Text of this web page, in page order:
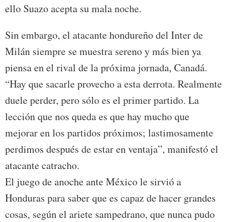
ello Suazo acepta su mala noche.
Sin embargo, el atacante hondureño del Inter de
Milán siempre se muestra sereno y más bien ya
piensa en el rival de la próxima jornada, Canadá.
“Hay que sacarle provecho a esta derrota. Realmente
duele perder, pero sólo es el primer partido. La
lección que nos queda es que hay mucho que
mejorar en los partidos próximos; lastimosamente
perdimos después de estar en ventaja”, manifestó el
atacante catracho.
El juego de anoche ante México le sirvió a
Honduras para saber que es capaz de hacer grandes
cosas, según el ariete sampedrano, que nunca pudo